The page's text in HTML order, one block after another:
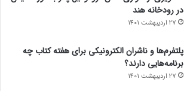
در رودخانه هند
27 اردیبهشت 1401
پلتفرم‌ها و ناشران الکترونیکی برای هفته کتاب چه
برنامه‌هایی دارند؟
27 اردیبهشت 1401